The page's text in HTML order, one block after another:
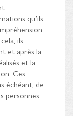
qu’ils
ils
et après la
et la
Ces
échéant, de
personnes